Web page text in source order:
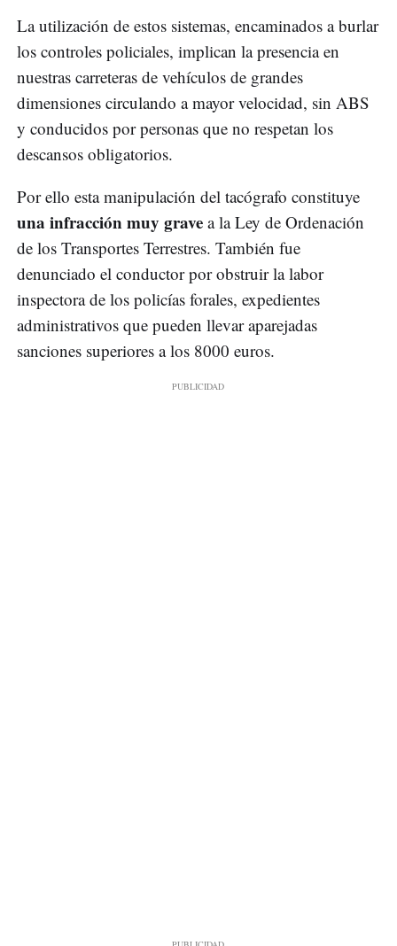
La utilización de estos sistemas, encaminados a burlar
los controles policiales, implican la presencia en
nuestras carreteras de vehículos de grandes
dimensiones circulando a mayor velocidad, sin ABS
y conducidos por personas que no respetan los
descansos obligatorios.
Por ello esta manipulación del tacógrafo constituye
una infracción muy grave a la Ley de Ordenación
de los Transportes Terrestres. También fue
denunciado el conductor por obstruir la labor
inspectora de los policías forales, expedientes
administrativos que pueden llevar aparejadas
sanciones superiores a los 8000 euros.